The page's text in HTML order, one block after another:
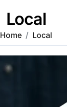
Local
Home Local